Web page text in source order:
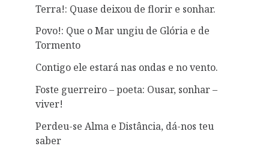
Terra!: Quase deixou de florir e sonhar.
Povo!: Que o Mar ungiu de Glória e de
Tormento
Contigo ele estará nas ondas e no vento.
Foste guerreiro – poeta: Ousar, sonhar –
viver!
Perdeu-se Alma e Distância, dá-nos teu
saber